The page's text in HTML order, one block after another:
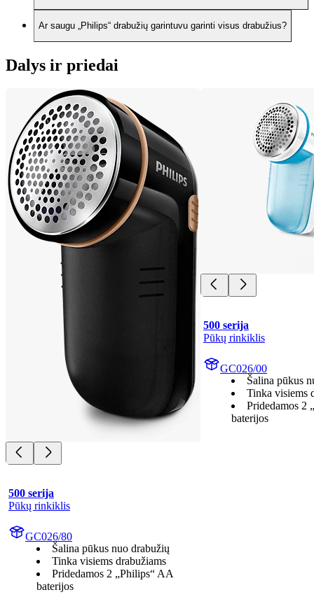
Ar saugu „Philips“ drabužių garintuvu garinti visus drabužius?
Dalys ir priedai
500 serija
Pūkų rinkiklis
GC026/80
Šalina pūkus nuo drabužių
Tinka visiems drabužiams
Pridedamos 2 „Philips“ AA
baterijos
500 serija
Pūkų rinkiklis
GC026/00
Šalina pūkus
Tinka visiems
Pridedamos 2
baterijos